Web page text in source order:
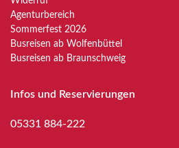
Agenturbereich
Sommerfest 2026
Busreisen ab Wolfenbüttel
Busreisen ab Braunschweig
Infos und Reservierungen
05331 884-222